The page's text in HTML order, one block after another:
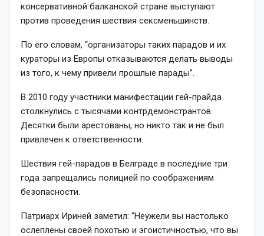
консервативной балканской стране выступают
против проведения шествия сексменьшинств.
По его словам, “организаторы таких парадов и их
кураторы из Европы отказываются делать выводы
из того, к чему привели прошлые парады”.
В 2010 году участники манифестации гей-прайда
столкнулись с тысячами контрдемонстрантов.
Десятки были арестованы, но никто так и не был
привлечен к ответственности.
Шествия гей-парадов в Белграде в последние три
года запрещались полицией по соображениям
безопасности.
Патриарх Ириней заметил: “Неужели вы настолько
ослеплены своей похотью и эгоистичностью, что вы